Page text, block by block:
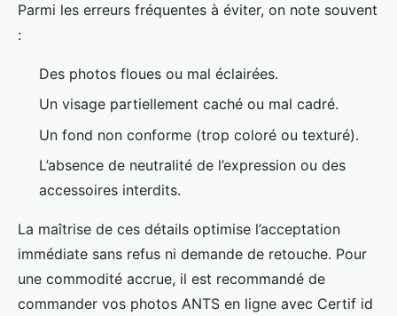
Parmi les erreurs fréquentes à éviter, on note souvent
:
Des photos floues ou mal éclairées.
Un visage partiellement caché ou mal cadré.
Un fond non conforme (trop coloré ou texturé).
L’absence de neutralité de l’expression ou des
accessoires interdits.
La maîtrise de ces détails optimise l’acceptation
immédiate sans refus ni demande de retouche. Pour
une commodité accrue, il est recommandé de
commander vos photos ANTS en ligne avec Certif id